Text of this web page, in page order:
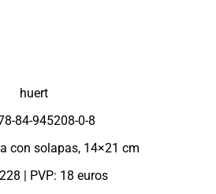
84-945208-0-8
con solapas, 14×21 cm
| PVP: 18 euros